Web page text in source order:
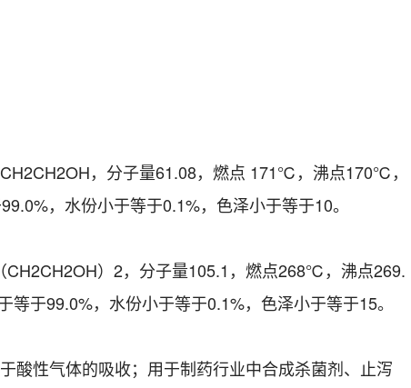
，分子量61.08，燃点 171℃，沸点170℃，
，水份小于等于0.1%，色泽小于等于10。
）2，分子量105.1，燃点268℃，沸点269.
于99.0%，水份小于等于0.1%，色泽小于等于15。
性气体的吸收；用于制药行业中合成杀菌剂、止泻